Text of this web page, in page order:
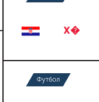
Х�
Футбол